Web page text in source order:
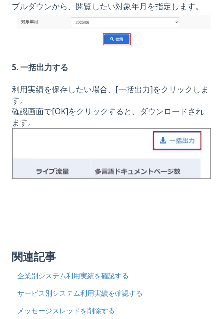
プルダウンから、閲覧したい対象年月を指定します。
5. 一括出力する
利用実績を保存したい場合、[一括出力]をクリックしま
す。
確認画面で[OK]をクリックすると、ダウンロードされ
ます。
関連記事
企業別システム利用実績を確認する
サービス別システム利用実績を確認する
メッセージスレッドを削除する